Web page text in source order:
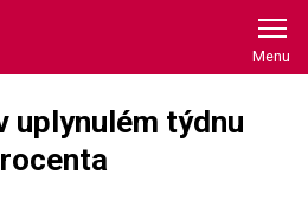
uplynulém týdnu